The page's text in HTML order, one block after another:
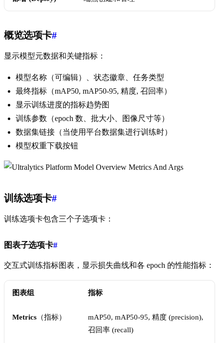
概览选项卡#
显示模型元数据和关键指标：
模型名称（可编辑）、状态徽章、任务类型
最终指标（mAP50, mAP50-95, 精度, 召回率）
显示训练进度的指标趋势图
训练参数（epoch 数、批大小、图像尺寸等）
数据集链接（当使用平台数据集进行训练时）
模型权重下载按钮
训练选项卡#
训练选项卡包含三个子选项卡：
图表子选项卡#
交互式训练指标图表，显示损失曲线和各 epoch 的性能指标：
图表组 指标
Metrics （指标）
mAP50, mAP50-95, 精度 (precision),
召回率 (recall)